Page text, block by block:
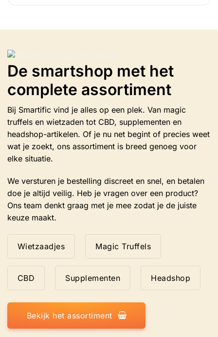
product
kan
gekozen
worden
op
de
productpagina
De smartshop met het
complete assortiment
Bij Smartific vind je alles op een plek. Van magic
truffels en wietzaden tot CBD, supplementen en
headshop-artikelen. Of je nu net begint of precies weet
wat je zoekt, ons assortiment is breed genoeg voor
elke situatie.
We versturen je bestelling discreet en snel, en betalen
doe je altijd veilig. Heb je vragen over een product?
Ons team denkt graag met je mee zodat je de juiste
keuze maakt.
Wietzaadjes Magic Truffels
CBD Supplementen Headshop
Bekijk het assortiment